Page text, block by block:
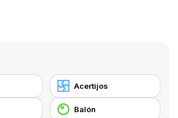
Acertijos
Balón